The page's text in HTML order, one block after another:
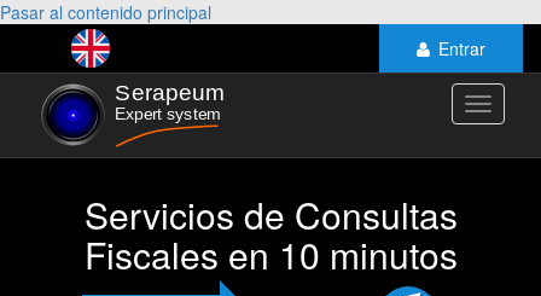
Pasar al contenido principal
Entrar
Toggle
Servicios de Consultas
Fiscales en 10 minutos